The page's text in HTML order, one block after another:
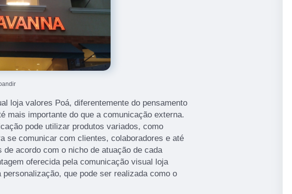
loja valores Poá, diferentemente do pensamento
mais importante do que a comunicação externa.
pode utilizar produtos variados, como
se comunicar com clientes, colaboradores e até
de acordo com o nicho de atuação de cada
oferecida pela comunicação visual loja
que pode ser realizada como o